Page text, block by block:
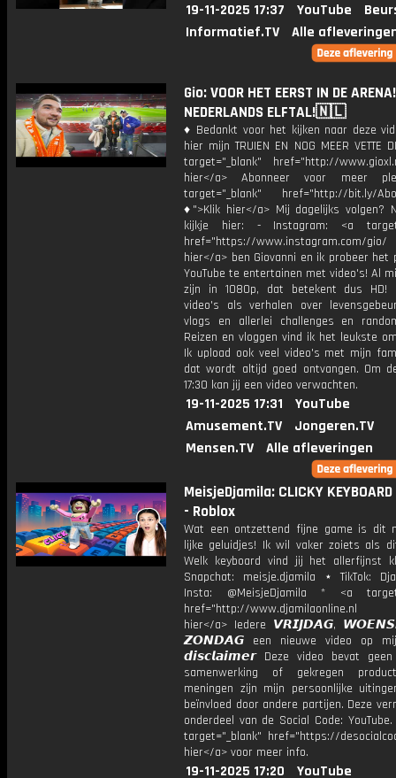
19-11-2025 17:37 YouTube
Informatief.TV
Alle
Gio: VOOR HET EERST IN DE ARENA!
NEDERLANDS ELFTAL!🇳🇱
♦ Bedankt voor het kijken naar deze
hier mijn TRUIEN EN NOG MEER VETTE
target="_blank" href="http://
hier</a> Abonneer voor meer
target="_blank" href="http://bit.ly/
♦">Klik hier</a> Mij dagelijks volgen?
kijkje hier: - Instagram: <a
href="https://www.instagram.com/
hier</a> ben Giovanni en ik probeer het
YouTube te entertainen met video's! Al
zijn in 1080p, dat betekent dus HD!
video's als verhalen over
vlogs en allerlei challenges en
Reizen en vloggen vind ik het leukste
Ik upload ook veel video's met mijn
dat wordt altijd goed ontvangen. Om
17:30 kan jij een video verwachten.
19-11-2025 17:31
YouTube
Amusement.TV
Jongeren.TV
Mensen.TV
Alle afleveringen
MeisjeDjamila: CLICKY KEYBOARD
- Roblox
Wat een ontzettend fijne game is dit
lijke geluidjes! Ik wil vaker zoiets als
Welk keyboard vind jij het allerfijnst
Snapchat: meisje.djamila ⋆ TikTok:
Insta: @MeisjeDjamila * <a
href="http://
hier</a> Iedere 𝙑𝙍𝙄𝙅𝘿𝘼𝙂,
𝙕𝙊𝙉𝘿𝘼𝙂 een nieuwe video op
𝙙𝙞𝙨𝙘𝙡𝙖𝙞𝙢𝙚𝙧 Deze video bevat geen
samenwerking of gekregen
meningen zijn mijn persoonlijke
beïnvloed door andere partijen. Deze
onderdeel van de Social Code:
target="_blank" href="https://
hier</a> voor meer info.
19-11-2025 17:20
YouTube